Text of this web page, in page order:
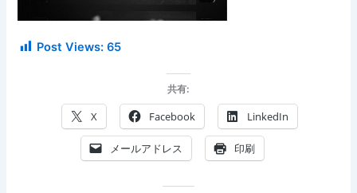
Post Views: 65
共有:
X Facebook LinkedIn
メールアドレス 印刷